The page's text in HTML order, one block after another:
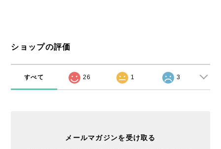
ショップの評価
すべて 26 1 3
メールマガジンを受け取る